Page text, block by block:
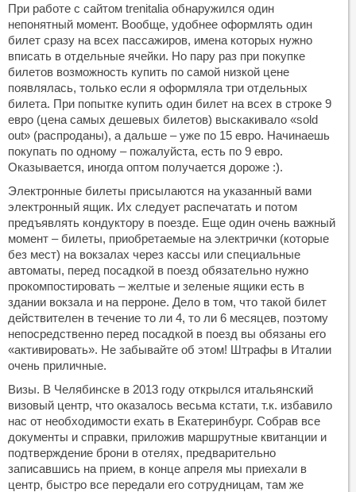
При работе с сайтом trenitalia обнаружился один
непонятный момент. Вообще, удобнее оформлять один
билет сразу на всех пассажиров, имена которых нужно
вписать в отдельные ячейки. Но пару раз при покупке
билетов возможность купить по самой низкой цене
появлялась, только если я оформляла три отдельных
билета. При попытке купить один билет на всех в строке 9
евро (цена самых дешевых билетов) выскакивало «sold
out» (распроданы), а дальше – уже по 15 евро. Начинаешь
покупать по одному – пожалуйста, есть по 9 евро.
Оказывается, иногда оптом получается дороже :).
Электронные билеты присылаются на указанный вами
электронный ящик. Их следует распечатать и потом
предъявлять кондуктору в поезде. Еще один очень важный
момент – билеты, приобретаемые на электрички (которые
без мест) на вокзалах через кассы или специальные
автоматы, перед посадкой в поезд обязательно нужно
прокомпостировать – желтые и зеленые ящики есть в
здании вокзала и на перроне. Дело в том, что такой билет
действителен в течение то ли 4, то ли 6 месяцев, поэтому
непосредственно перед посадкой в поезд вы обязаны его
«активировать». Не забывайте об этом! Штрафы в Италии
очень приличные.
Визы. В Челябинске в 2013 году открылся итальянский
визовый центр, что оказалось весьма кстати, т.к. избавило
нас от необходимости ехать в Екатеринбург. Собрав все
документы и справки, приложив маршрутные квитанции и
подтверждение брони в отелях, предварительно
записавшись на прием, в конце апреля мы приехали в
центр, быстро все передали его сотрудницам, там же